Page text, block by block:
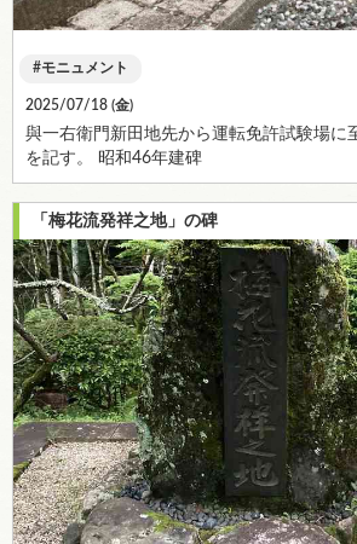
モニュメント
2025/07/18 (金)
與一右衛門新田地先から運転免許試験場に
を記す。 昭和46年建碑
「梅花流発祥之地」の碑